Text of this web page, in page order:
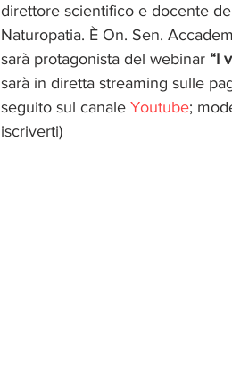
direttore scientifico e docente
Naturopatia. È On. Sen.
sarà protagonista del webinar “I
sarà in diretta streaming sulle
seguito sul canale Youtube;
iscriverti)